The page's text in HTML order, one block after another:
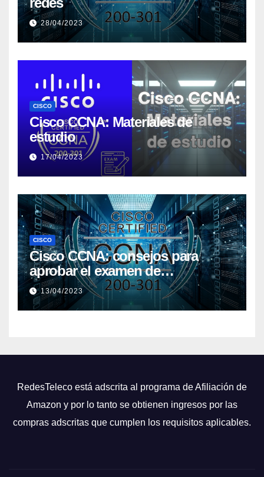
28/04/2023
CISCO
Cisco CCNA: Materiales de
estudio
17/04/2023
CISCO
Cisco CCNA: consejos para
aprobar el examen de
certificación
13/04/2023
RedesTeleco está adscrita al programa de Afiliación de
Amazon y por lo tanto se obtienen ingresos por las
compras adscritas que cumplen los requisitos aplicables.